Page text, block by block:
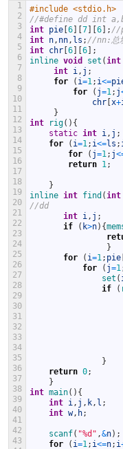
1
2
3
4
5
6
7
8
9
10
11
12
13
14
15
16
17
18
19
20
21
22
23
24
25
26
27
28
29
30
31
32
33
34
35
36
37
38
39
40
41
42
43
#include <stdio.h>
//#define dd int
int pie 6 7 6 ; //
int n, nn, ls ; //nn:总
int chr 6 6
;
inline void set (int
int i, j ;
for
( i=1; i<=
for
( j=1; j
chr x+
}
int
rig( ) {
static int i, j ;
for
( i=1; i<=ls ;
for
( j=1; j
return 1;
}
inline int find (int
//dd
int i, j ;
if
( k>n) {
}
for
( i=1; pie
for
( j=1
set (
if
(
}
return 0;
}
int main( ) {
int i, j , k, l ;
int w, h;
scanf( "%d" ,&n) ;
for
( i=1; i<=n; i